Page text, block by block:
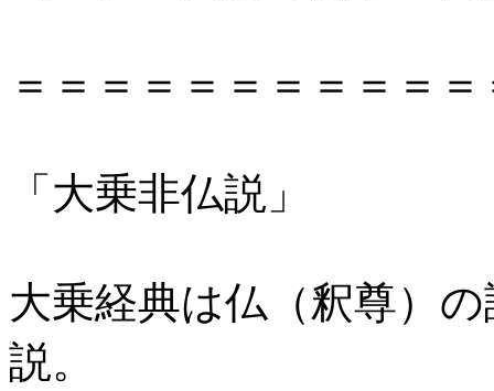
＝＝＝＝＝＝＝＝＝＝
「大乗非仏説」
大乗経典は仏（釈尊）
説。